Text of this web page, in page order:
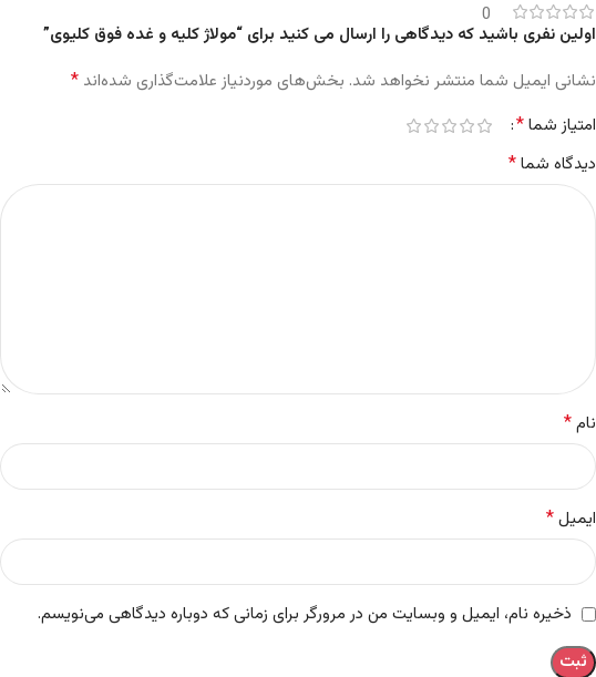
0
اولین نفری باشید که دیدگاهی را ارسال می کنید برای “مولاژ کلیه و غده فوق کلیوی”
نشانی ایمیل شما منتشر نخواهد شد. بخش‌های موردنیاز علامت‌گذاری شده‌اند*
امتیاز شما*
دیدگاه شما*
نام*
ایمیل*
ذخیره نام، ایمیل و وبسایت من در مرورگر برای زمانی که دوباره دیدگاهی می‌نویسم.